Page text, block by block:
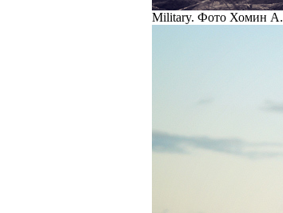
Military. Фото Хомин А.